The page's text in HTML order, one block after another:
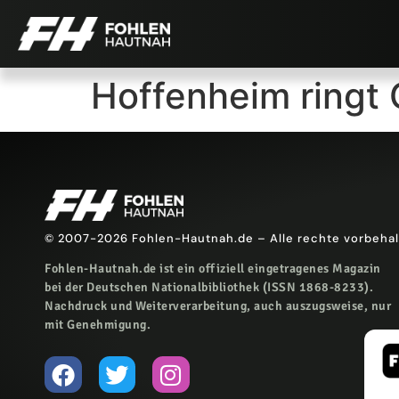
Hoffenheim ringt
© 2007-2026 Fohlen-Hautnah.de – Alle rechte
Fohlen-Hautnah.de ist ein offiziell eingetragenes Magazin
bei der Deutschen Nationalbibliothek (ISSN 1868-8233).
Nachdruck und Weiterverarbeitung, auch auszugsweise, nur
mit Genehmigung.